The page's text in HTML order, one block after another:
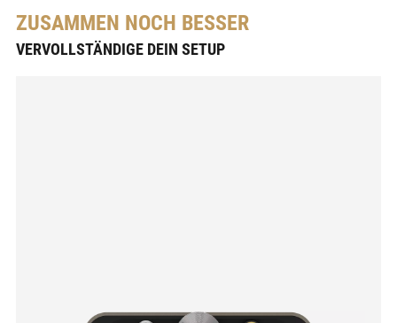
ZUSAMMEN NOCH BESSER
VERVOLLSTÄNDIGE DEIN SETUP